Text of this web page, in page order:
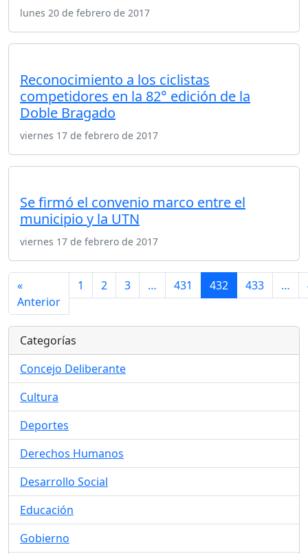
lunes 20 de febrero de 2017
Reconocimiento a los ciclistas
competidores en la 82° edición de la
Doble Bragado
viernes 17 de febrero de 2017
Se firmó el convenio marco entre el
municipio y la UTN
viernes 17 de febrero de 2017
«
Anterior
1 2 3 … 431 432 433 …
Categorías
Concejo Deliberante
Cultura
Deportes
Derechos Humanos
Desarrollo Social
Educación
Gobierno